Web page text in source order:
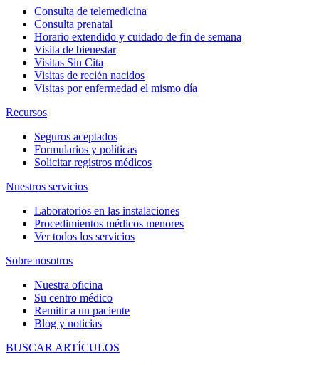
Consulta de telemedicina
Consulta prenatal
Horario extendido y cuidado de fin de semana
Visita de bienestar
Visitas Sin Cita
Visitas de recién nacidos
Visitas por enfermedad el mismo día
Recursos
Seguros aceptados
Formularios y políticas
Solicitar registros médicos
Nuestros servicios
Laboratorios en las instalaciones
Procedimientos médicos menores
Ver todos los servicios
Sobre nosotros
Nuestra oficina
Su centro médico
Remitir a un paciente
Blog y noticias
BUSCAR ARTÍCULOS